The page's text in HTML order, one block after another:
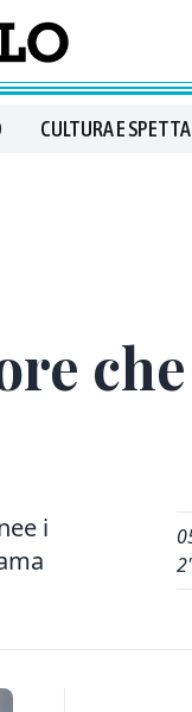
CULTURA E
che
i
2